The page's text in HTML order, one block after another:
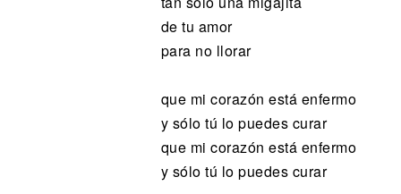
de tu amor
para no llorar
que mi corazón está enfermo
y sólo tú lo puedes curar
que mi corazón está enfermo
y sólo tú lo puedes curar